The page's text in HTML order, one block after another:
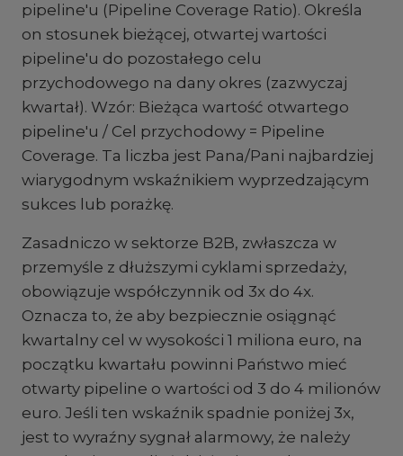
pipeline'u (Pipeline Coverage Ratio). Określa
on stosunek bieżącej, otwartej wartości
pipeline'u do pozostałego celu
przychodowego na dany okres (zazwyczaj
kwartał). Wzór: Bieżąca wartość otwartego
pipeline'u / Cel przychodowy = Pipeline
Coverage. Ta liczba jest Pana/Pani najbardziej
wiarygodnym wskaźnikiem wyprzedzającym
sukces lub porażkę.
Zasadniczo w sektorze B2B, zwłaszcza w
przemyśle z dłuższymi cyklami sprzedaży,
obowiązuje współczynnik od 3x do 4x.
Oznacza to, że aby bezpiecznie osiągnąć
kwartalny cel w wysokości 1 miliona euro, na
początku kwartału powinni Państwo mieć
otwarty pipeline o wartości od 3 do 4 milionów
euro. Jeśli ten wskaźnik spadnie poniżej 3x,
jest to wyraźny sygnał alarmowy, że należy